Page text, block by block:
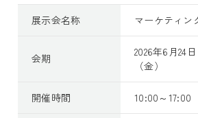
展示会名称 マーケティン
会期
2026年6月24
（金）
開催時間 10:00～17:00